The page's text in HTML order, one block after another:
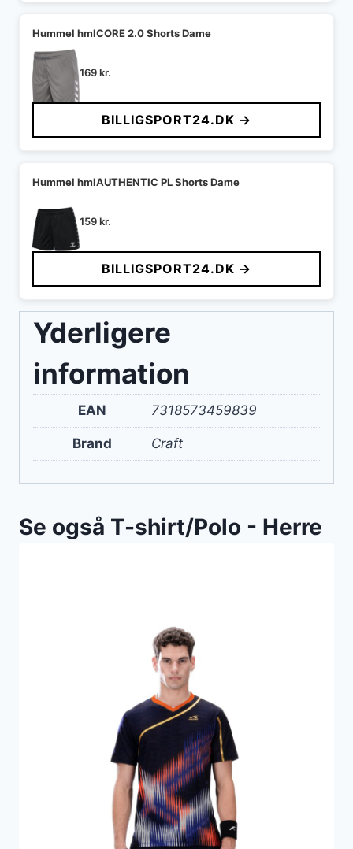
Hummel hmlCORE 2.0 Shorts Dame
169kr.
BILLIGSPORT24.DK →
Hummel hmlAUTHENTIC PL Shorts Dame
159kr.
BILLIGSPORT24.DK →
Yderligere
information
EAN 7318573459839
Brand Craft
Se også T-shirt/Polo - Herre